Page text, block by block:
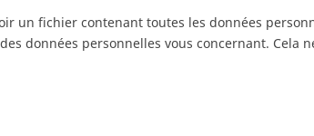
un fichier contenant toutes les données
données personnelles vous concernant. Cela